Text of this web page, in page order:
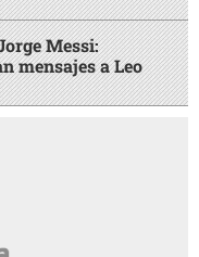
Messi:
mensajes a Leo